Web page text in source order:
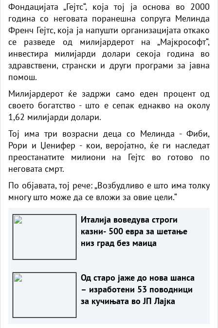
Фондацијата „Гејтс“, која тој ја основа во 2000
година со неговата поранешна сопруга Мелинда
Френч Гејтс, која ја напушти организацијата откако
се разведе од милијардерот на „Мајкрософт“,
инвестира милијарди долари секоја година во
здравствени, странски и други програми за јавна
помош.
Милијардерот ќе задржи само еден процент од
своето богатство - што е сепак еднакво на околу
1,62 милијарди долари.
Тој има три возрасни деца со Мелинда - Фиби,
Рори и Џенифер - кои, веројатно, ќе ги наследат
преостанатите милиони на Гејтс во готово по
неговата смрт.
По објавата, тој рече: „Возбудливо е што има толку
многу што може да се вложи за овие цели.“
Италија воведува строги
казни- 500 евра за шетање
низ град без маица
Од старо јаже до нова шанса
– изработени 53 поводници
за кучињата во ЈП Лајка